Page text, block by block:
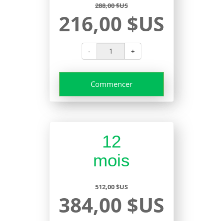
288,00 $US
216,00 $US
- +
Commencer
12
mois
512,00 $US
384,00 $US